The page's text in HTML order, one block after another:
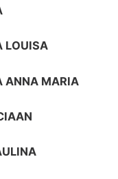
LOUISA
ANNA MARIA